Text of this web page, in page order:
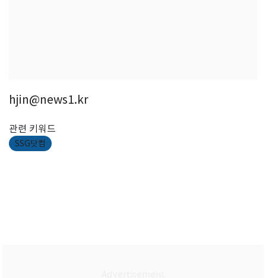
hjin@news1.kr
관련 키워드
SSG닷컴